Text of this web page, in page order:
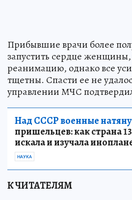
Прибывшие врачи более
запустить сердце
реанимацию, однако все
тщетны. Спасти ее не
управлении МЧС
Над СССР военные
пришельцев: как страна
искала и изучала
НАУКА
К ЧИТАТЕЛЯМ